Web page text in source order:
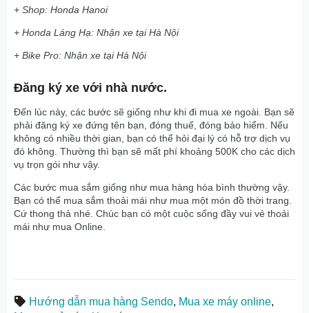
+ Shop: Honda Hanoi
+ Honda Láng Hạ: Nhận xe tại Hà Nội
+ Bike Pro: Nhận xe tại Hà Nội
Đăng ký xe với nhà nước.
Đến lúc này, các bước sẽ giống như khi đi mua xe ngoài. Bạn sẽ
phải đăng ký xe đứng tên bạn, đóng thuế, đóng bảo hiểm. Nếu
không có nhiều thời gian, bạn có thể hỏi đại lý có hỗ trợ dịch vụ
đó không. Thường thì bạn sẽ mất phí khoảng 500K cho các dịch
vụ trọn gói như vậy.
Các bước mua sắm giống như mua hàng hóa bình thường vậy.
Bạn có thể mua sắm thoải mái như mua một món đồ thời trang.
Cứ thong thả nhé. Chúc bạn có một cuộc sống đầy vui vẻ thoải
mái như mua Online.
Hướng dẫn mua hàng Sendo, Mua xe máy online,